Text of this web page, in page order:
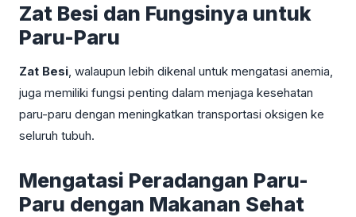
Zat Besi dan Fungsinya untuk
Paru-Paru
Zat Besi, walaupun lebih dikenal untuk mengatasi anemia,
juga memiliki fungsi penting dalam menjaga kesehatan
paru-paru dengan meningkatkan transportasi oksigen ke
seluruh tubuh.
Mengatasi Peradangan Paru-
Paru dengan Makanan Sehat